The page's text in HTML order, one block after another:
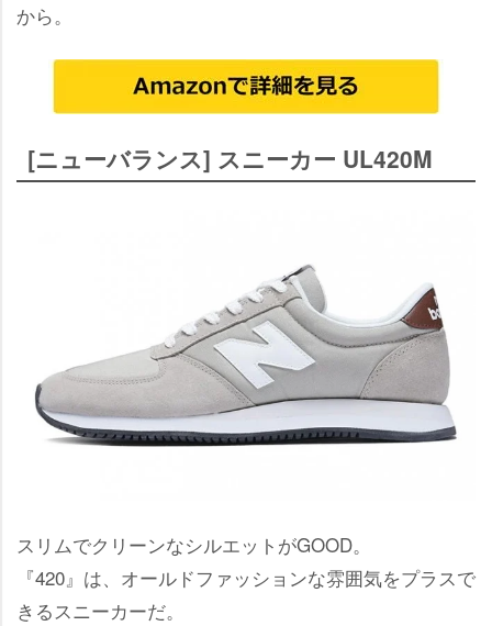
から。
[ニューバランス] スニーカー UL420M
スリムでクリーンなシルエットがGOOD。
『420』は、オールドファッションな雰囲気をプラスで
きるスニーカーだ。